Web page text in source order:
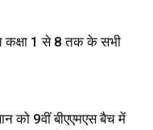
कक्षा 1 से 8 तक के सभी
को 9वीं बीएएमएस बैच में